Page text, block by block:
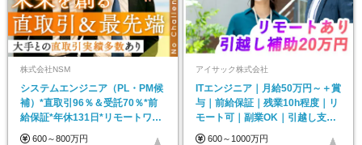
株式会社NSM
システムエンジニア（PL・PM候
補）*直取引96％＆受託70％*前
給保証*年休131日*リモートワー
クあり
600～800万円
アイサック株式会社
ITエンジニア｜月給50万円～＋賞
与｜前給保証｜残業10h程度｜リ
モート可｜副業OK｜引越し支援
最大20万円
600～1000万円